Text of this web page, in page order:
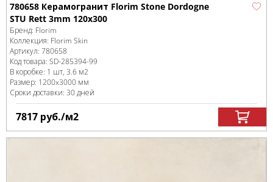
780658 Керамогранит Florim Stone Dordogne
STU Rett 3mm 120x300
Бренд: Florim
Коллекция: Florim Skin
Артикул: 780658
Код товара: SD-285394-99
В коробке: 1 шт, 3.6 м2
Размер: 1200x3000 мм
Сроки доставки: 30 дней
7817 руб./м2